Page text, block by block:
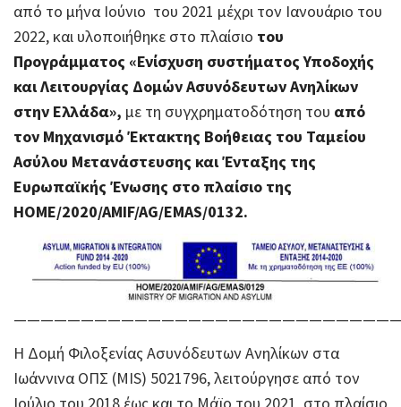
από το μήνα Ιούνιο του 2021 μέχρι τον Ιανουάριο του
2022, και υλοποιήθηκε στο πλαίσιο του
Προγράμματος «Ενίσχυση συστήματος Υποδοχής
και Λειτουργίας Δομών Ασυνόδευτων Ανηλίκων
στην Ελλάδα», με τη συγχρηματοδότηση του από
τον Μηχανισμό Έκτακτης Βοήθειας του Ταμείου
Ασύλου Μετανάστευσης και Ένταξης της
Ευρωπαϊκής Ένωσης στο πλαίσιο της
HOME/2020/AMIF/AG/EMAS/0132.
Η Δομή Φιλοξενίας Ασυνόδευτων Ανηλίκων στα
Ιωάννινα ΟΠΣ (MIS) 5021796, λειτούργησε από τον
Ιούλιο του 2018 έως και το Μάϊο του 2021, στο πλαίσιο